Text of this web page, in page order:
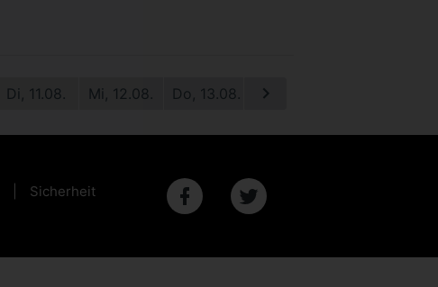
Di, 11.08. Mi, 12.08. Do, 13.08. Fr, 14.08.
Sicherheit